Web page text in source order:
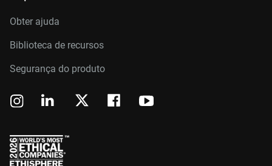
Obter ajuda
Biblioteca de recursos
Segurança do produto